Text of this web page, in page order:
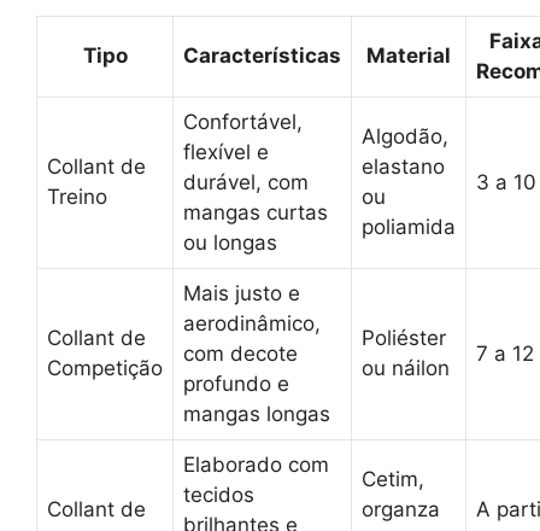
Tipo Características Material
Collant de
Treino
Confortável,
flexível e
durável, com
mangas curtas
ou longas
Algodão,
elastano
ou
poliamida
3 a
Collant de
Competição
Mais justo e
aerodinâmico,
com decote
profundo e
mangas longas
Poliéster
ou náilon
7 a
Collant de
Elaborado com
tecidos
brilhantes e
Cetim,
organza
A